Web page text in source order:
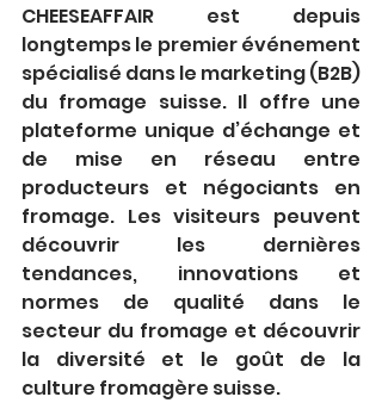
CHEESEAFFAIR est depuis
longtemps le premier événement
spécialisé dans le marketing (B2B)
du fromage suisse. Il offre une
plateforme unique d’échange et
de mise en réseau entre
producteurs et négociants en
fromage. Les visiteurs peuvent
découvrir les dernières
tendances, innovations et
normes de qualité dans le
secteur du fromage et découvrir
la diversité et le goût de la
culture fromagère suisse.